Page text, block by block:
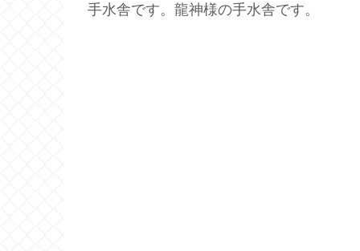
手水舎です。龍神様の手水舎です。